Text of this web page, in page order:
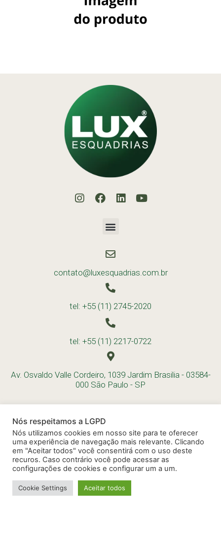
contato@luxesquadrias.com.br
tel: +55 (11) 2745-2020
tel: +55 (11) 2217-0722
Av. Osvaldo Valle Cordeiro, 1039 Jardim Brasilia - 03584-
000 São Paulo - SP
Nós respeitamos a LGPD
Nós utilizamos cookies em nosso site para te oferecer
uma experiência de navegação mais relevante. Clicando
em "Aceitar todos" você consentirá com o uso deste
recuros. Caso contrário você pode acessar as
configurações de cookies e configurar um a um.
Cookie Settings Aceitar todos